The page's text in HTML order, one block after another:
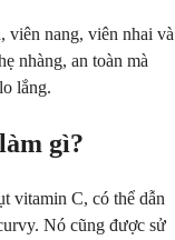
viên nang, viên nhai và
nhàng, an toàn mà
lắng.
gì?
vitamin C, có thể dẫn
Nó cũng được sử